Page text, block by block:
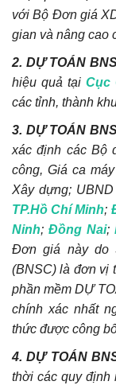
với Bộ Đơn giá
gian và nâng cao
2. DỰ TOÁN
hiệu quả tại Cục
các tỉnh, thành
3. DỰ TOÁN
xác định các Bộ
công, Giá ca
Xây dựng;
TP.Hồ Chí Minh;
Ninh;Đồng Nai;
Đơn giá này do
(BNSC) là đơn vị
phần mềm DỰ
chính xác nhất
thức được công
4. DỰ TOÁN
thời các quy định